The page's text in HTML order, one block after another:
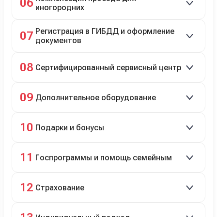
06 иногородних
07 Регистрация в ГИБДД и оформление
документов
08 Сертифицированный сервисный центр
технический ремонт.
09 Дополнительное оборудование
10 Подарки и бонусы
программе лояльности.
11 Госпрограммы и помощь семейным
12 Страхование